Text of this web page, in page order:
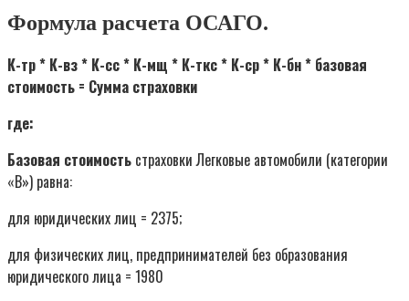
Формула расчета ОСАГО.
К-тр * К-вз * К-сс * К-мщ * К-ткс * К-ср * К-бн * базовая
стоимость = Сумма страховки
где:
Базовая стоимость страховки Легковые автомобили (категории
«В») равна:
для юридических лиц = 2375;
для физических лиц, предпринимателей без образования
юридического лица = 1980